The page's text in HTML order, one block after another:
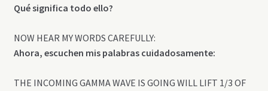
Qué significa todo ello?
NOW HEAR MY WORDS CAREFULLY:
Ahora, escuchen mis palabras cuidadosamente:
THE INCOMING GAMMA WAVE IS GOING WILL LIFT 1/3 OF